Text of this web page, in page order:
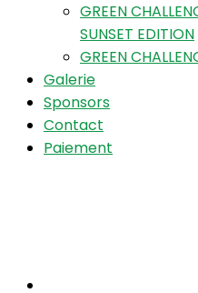
GREEN
SUNSET EDITION
GREEN
Galerie
Sponsors
Contact
Paiement